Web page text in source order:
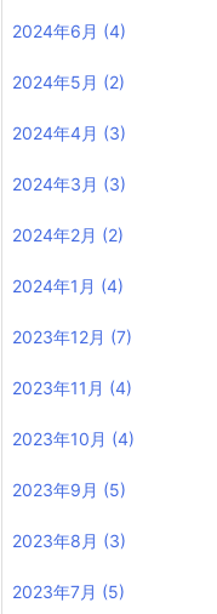
2024年6月 (4)
2024年5月 (2)
2024年4月 (3)
2024年3月 (3)
2024年2月 (2)
2024年1月 (4)
2023年12月 (7)
2023年11月 (4)
2023年10月 (4)
2023年9月 (5)
2023年8月 (3)
2023年7月 (5)